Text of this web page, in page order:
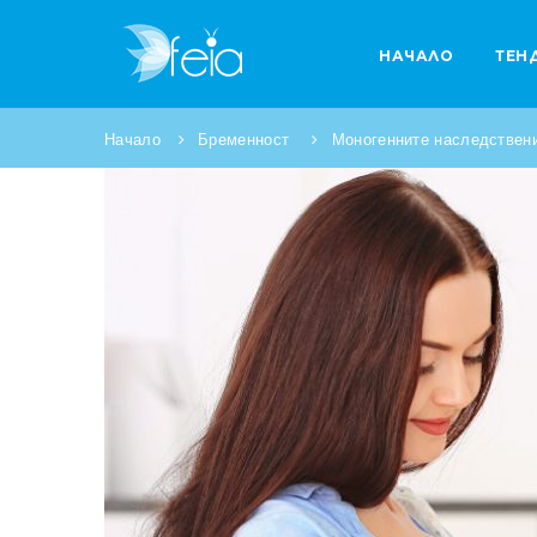
НАЧАЛО
Начало Бременност Моногенните